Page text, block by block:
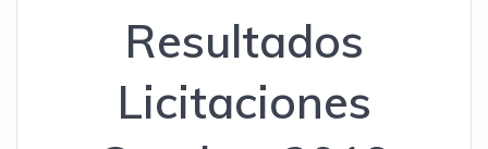
Resultados
Licitaciones